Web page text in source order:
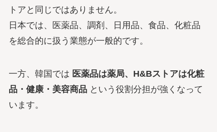
トアと同じではありません。
日本では、医薬品、調剤、日用品、食品、化粧品
を総合的に扱う業態が一般的です。
一方、韓国では 医薬品は薬局、H&Bストアは化粧
品・健康・美容商品という役割分担が強くなって
います。